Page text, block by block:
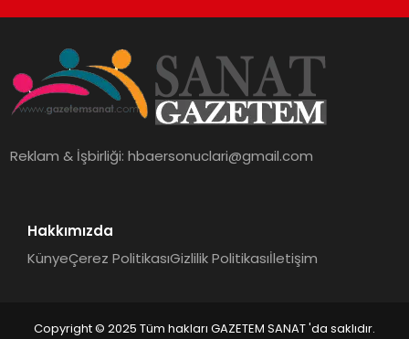
Reklam & İşbirliği:hbaersonuclari@gmail.com
Hakkımızda
KünyeÇerez PolitikasıGizlilik Politikasıİletişim
Copyright © 2025 Tüm hakları GAZETEM SANAT 'da saklıdır.